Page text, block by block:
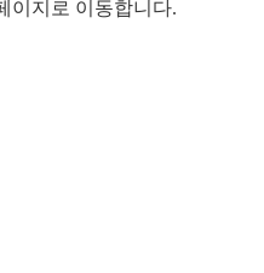
이지로 이동합니다.